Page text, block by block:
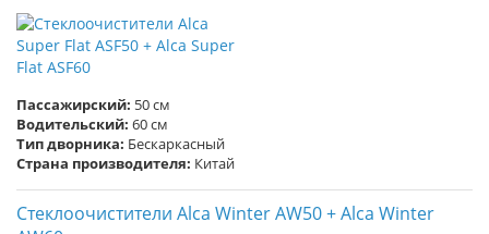
Пассажирский: 50 см
Водительский: 60 см
Тип дворника: Бескаркасный
Страна производителя: Китай
Стеклоочистители Alca Winter AW50 + Alca Winter